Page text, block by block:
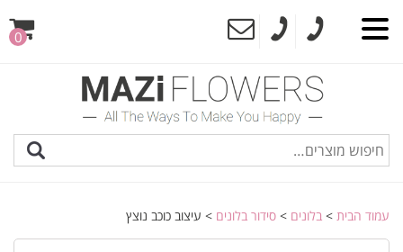
0
עמוד הבית > בלונים > סידור בלונים > עיצוב כוכב נוצץ